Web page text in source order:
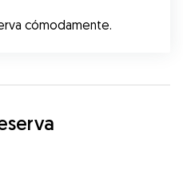
cómodamente.